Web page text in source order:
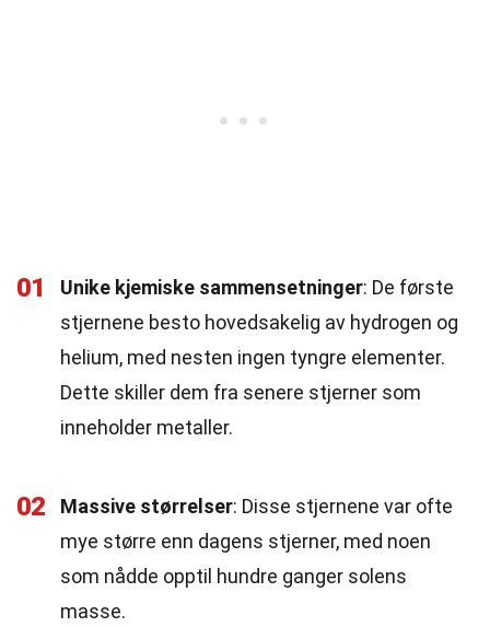
01 Unike kjemiske sammensetninger: De første
stjernene besto hovedsakelig av hydrogen og
helium, med nesten ingen tyngre elementer.
Dette skiller dem fra senere stjerner som
inneholder metaller.
02 Massive størrelser: Disse stjernene var ofte
mye større enn dagens stjerner, med noen
som nådde opptil hundre ganger solens
masse.